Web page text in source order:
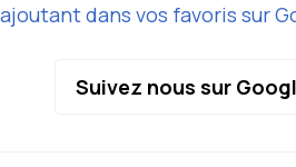
ajoutant dans vos favoris sur
Suivez nous sur